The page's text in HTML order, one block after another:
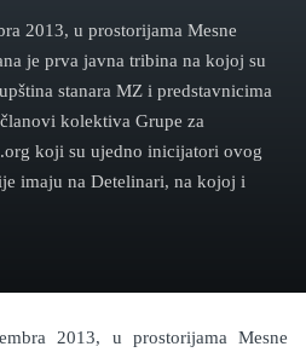
2013, u prostorijama Mesne
je prva javna tribina na kojoj su
stanara MZ i predstavnicima
kolektiva Grupe za
koji su ujedno inicijatori ovog
imaju na Detelinari, na kojoj i
2013, u prostorijama Mesne